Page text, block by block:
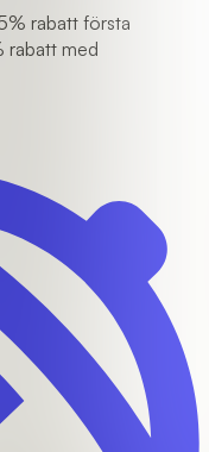
rabatt första
rabatt med